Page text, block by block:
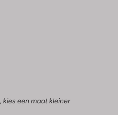
kies een maat kleiner